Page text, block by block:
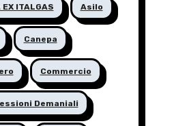
EX ITALGAS Asilo
Canepa
Commercio
Demaniali